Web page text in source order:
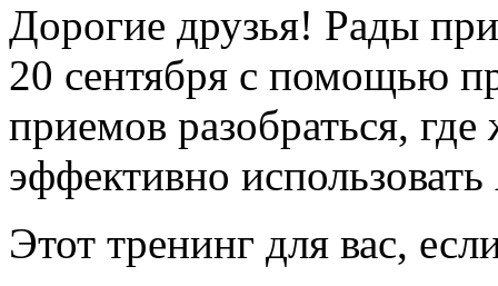
Дорогие друзья! Рады
20 сентября с помощью
приемов разобраться,
эффективно использовать
Этот тренинг для вас,